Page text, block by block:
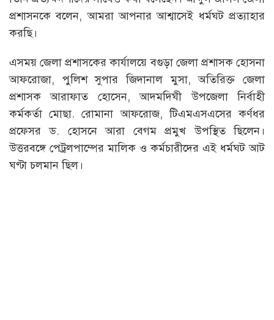
প্রশাসনকে বলেন, আমরা আপনার আশ্বাসেই ধর্মঘট প্রত্যাহার
করছি।
এসময় জেলা প্রশাসকের কার্যালয়ে বগুড়া জেলা প্রশাসক হোসনা
আফরোজা, পুলিশ সুপার জিদানাল মুসা, অতিরিক্ত জেলা
প্রশাসক আরাফাত হোসেন, আদমদিঘী উপজেলা নির্বাহী
কর্মকর্তা মোছা. রোমানা আফরোজ, টিএমএসএসের কর্ণধর
প্রফেসর ড. হোসনে আরা বেগম প্রমুখ উপস্থিত ছিলেন।
উত্তরবঙ্গে পেট্রলপাম্পের মালিক ও কর্মচারীদের এই ধর্মঘট আট
ঘণ্টা চলমান ছিল।